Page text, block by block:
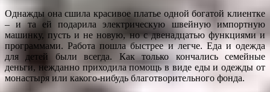
Однажды она сшила красивое платье одной богатой клиентке
– и та ей подарила электрическую швейную импортную
машинку, пусть и не новую, но с двенадцатью функциями и
программами. Работа пошла быстрее и легче. Еда и одежда
для детей были всегда. Как только кончались семейные
деньги, нежданно приходила помощь в виде еды и одежды от
монастыря или какого-нибудь благотворительного фонда.